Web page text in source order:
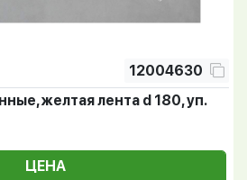
12004630
желтая лента d 180, уп.
ЦЕНА